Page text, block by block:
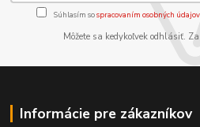
Súhlasím sospracovaním osobných údajov
Môžete sa kedykoľvek odhlásiť.
Informácie pre zákazníkov